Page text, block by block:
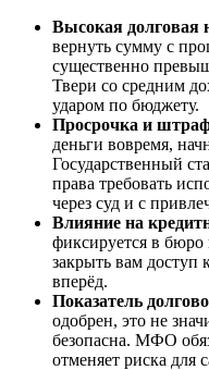
Высокая долговая
вернуть сумму с
существенно
Твери со средним
ударом по бюджету.
Просрочка и
деньги вовремя,
Государственный
права требовать
через суд и с
Влияние на
фиксируется в
закрыть вам доступ
вперёд.
Показатель
одобрен, это не
безопасна. МФО
отменяет риска для